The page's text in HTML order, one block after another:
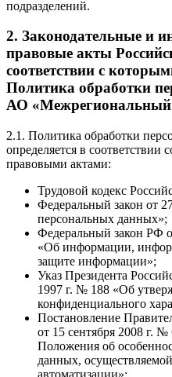
подразделений.
2. Законодательные и
правовые акты
соответствии с
Политика обработки
АО «Межрегиональный
2.1. Политика обработки
определяется в
правовыми актами:
Трудовой кодекс
Федеральный закон от
персональных данных»;
Федеральный закон РФ
«Об информации,
защите информации»;
Указ Президента
1997 г. № 188 «Об
конфиденциального
Постановление
от 15 сентября 2008 г.
Положения об
данных,
автоматизации»;